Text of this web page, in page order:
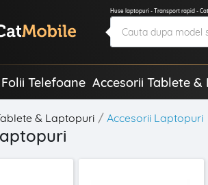
Huse laptopuri - Transport rapid -
Telefoane Accesorii Tablete &
& Laptopuri Accesorii Laptopuri